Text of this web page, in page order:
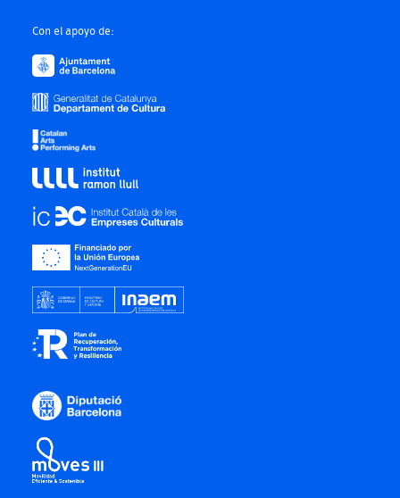
Con el apoyo de: